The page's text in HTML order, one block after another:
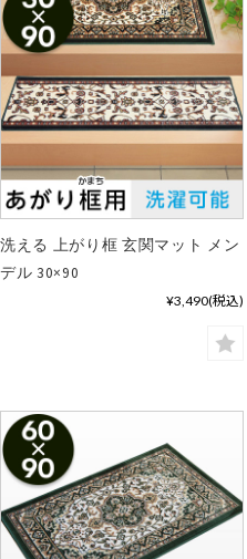
洗える 上がり框 玄関マット メン
デル 30×90
¥3,490(税込)